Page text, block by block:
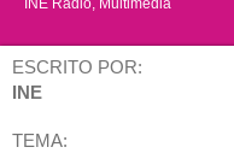
ESCRITO POR:
INE
TEMA: